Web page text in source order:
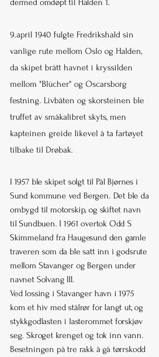
dermed omdøpt til Halden 1.
9.april 1940 fulgte Fredrikshald sin
vanlige rute mellom Oslo og Halden,
da skipet brått havnet i kryssilden
mellom "Blücher" og Oscarsborg
festning. Livbåten og skorsteinen ble
truffet av småkalibret skyts, men
kapteinen greide likevel å ta fartøyet
tilbake til Drøbak.
I 1957 ble skipet solgt til Pål Bjørnes i
Sund kommune ved Bergen. Det ble da
ombygd til motorskip, og skiftet navn
til Sundbuen. I 1961 overtok Odd S
Skimmeland fra Haugesund den gamle
traveren som da ble satt inn i godsrute
mellom Stavanger og Bergen under
navnet Solvang III.
Ved lossing i Stavanger havn i 1975
kom et hiv med stålrør for langt ut, og
stykkgodlasten i lasterommet forskjøv
seg. Skroget krenget og tok inn vann.
Besetningen på tre rakk å gå tørrskodd